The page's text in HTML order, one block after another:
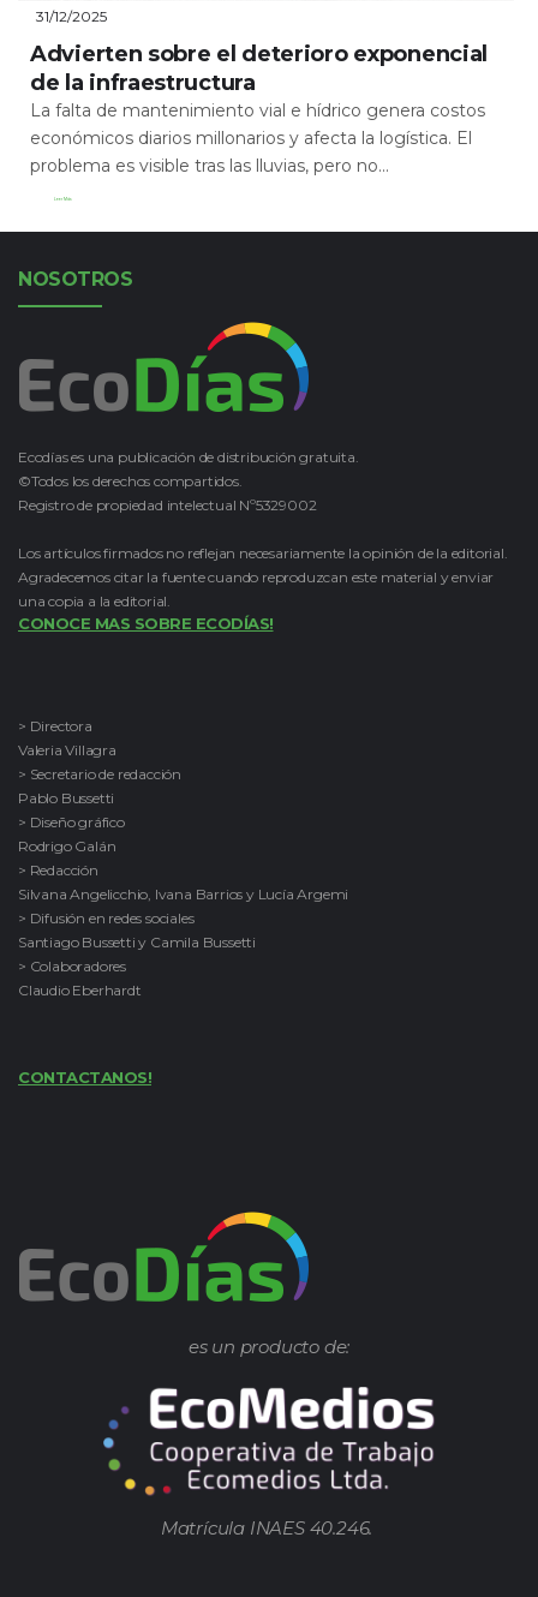
31/12/2025
Advierten sobre el deterioro exponencial
de la infraestructura
La falta de mantenimiento vial e hídrico genera costos
económicos diarios millonarios y afecta la logística. El
problema es visible tras las lluvias, pero no...
Leer Más
NOSOTROS
Ecodías es una publicación de distribución gratuita.
©Todos los derechos compartidos.
Registro de propiedad intelectual Nº5329002
Los artículos firmados no reflejan necesariamente la opinión de la editorial.
Agradecemos citar la fuente cuando reproduzcan este material y enviar
una copia a la editorial.
CONOCE MAS SOBRE ECODÍAS!
> Directora
Valeria Villagra
> Secretario de redacción
Pablo Bussetti
> Diseño gráfico
Rodrigo Galán
> Redacción
Silvana Angelicchio, Ivana Barrios y Lucía Argemi
> Difusión en redes sociales
Santiago Bussetti y Camila Bussetti
> Colaboradores
Claudio Eberhardt
CONTACTANOS!
es un producto de:
Matrícula INAES 40.246.